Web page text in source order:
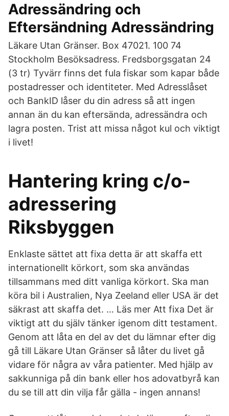
Adressändring och
Eftersändning Adressändring
Läkare Utan Gränser. Box 47021. 100 74
Stockholm Besöksadress. Fredsborgsgatan 24
(3 tr) Tyvärr finns det fula fiskar som kapar både
postadresser och identiteter. Med Adresslåset
och BankID låser du din adress så att ingen
annan än du kan eftersända, adressändra och
lagra posten. Trist att missa något kul och viktigt
i livet!
Hantering kring c/o-
adressering
Riksbyggen
Enklaste sättet att fixa detta är att skaffa ett
internationellt körkort, som ska användas
tillsammans med ditt vanliga körkort. Ska man
köra bil i Australien, Nya Zeeland eller USA är det
säkrast att skaffa det. … Läs mer Att fixa Det är
viktigt att du själv tänker igenom ditt testament.
Genom att låta en del av det du lämnar efter dig
gå till Läkare Utan Gränser så låter du livet gå
vidare för några av våra patienter. Med hjälp av
sakkunniga på din bank eller hos adovatbyrå kan
du se till att din vilja får gälla - ingen annans!